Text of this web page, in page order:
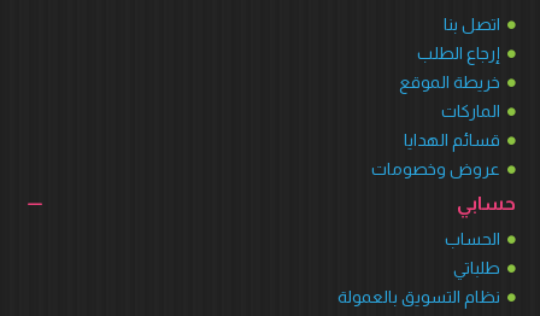
اتصل بنا
إرجاع الطلب
خريطة الموقع
الماركات
قسائم الهدايا
عروض وخصومات
حسابي
الحساب
طلباتي
نظام التسويق بالعمولة